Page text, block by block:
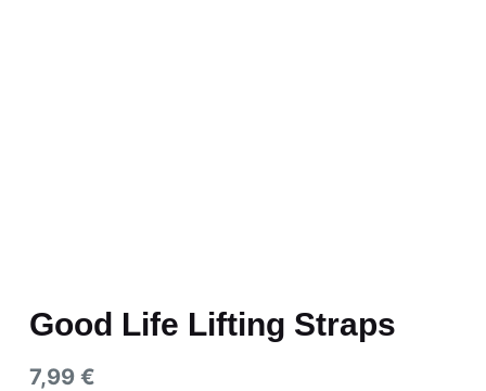
Good Life Lifting Straps
7,99 €